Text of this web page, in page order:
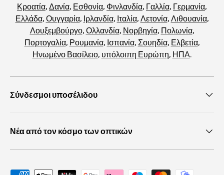
Κροατία, Δανία, Εσθονία, Φινλανδία, Γαλλία, Γερμανία,
Ελλάδα, Ουγγαρία, Ιρλανδία, Ιταλία, Λετονία, Λιθουανία,
Λουξεμβούργο, Ολλανδία, Νορβηγία, Πολωνία,
Πορτογαλία, Ρουμανία, Ισπανία, Σουηδία, Ελβετία,
Ηνωμένο Βασίλειο, υπόλοιπη Ευρώπη, ΗΠΑ.
Σύνδεσμοι υποσέλιδου
Νέα από τον κόσμο των οπτικών